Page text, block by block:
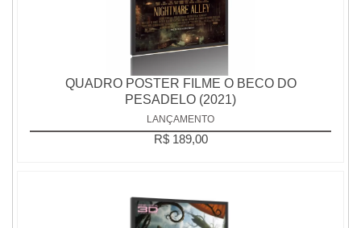
QUADRO POSTER FILME O BECO DO
PESADELO (2021)
LANÇAMENTO
R$ 189,00